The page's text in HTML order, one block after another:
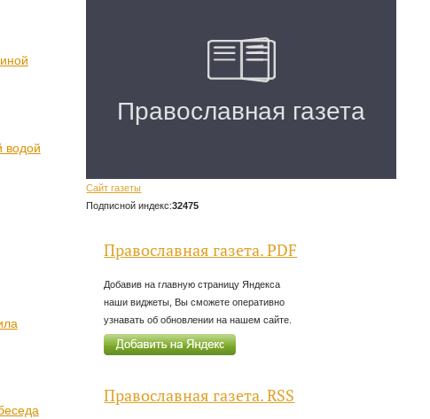
водой
Сайт газеты
Подписной индекс:32475
Православная газета. PDF
Добавив на главную страницу Яндекса
наши виджеты, Вы сможете оперативно
узнавать об обновлении на нашем сайте.
Православная газета. RSS